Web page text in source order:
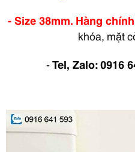
- Size 38mm. Hàng
khóa, mặt
-Tel, Zalo: 0916